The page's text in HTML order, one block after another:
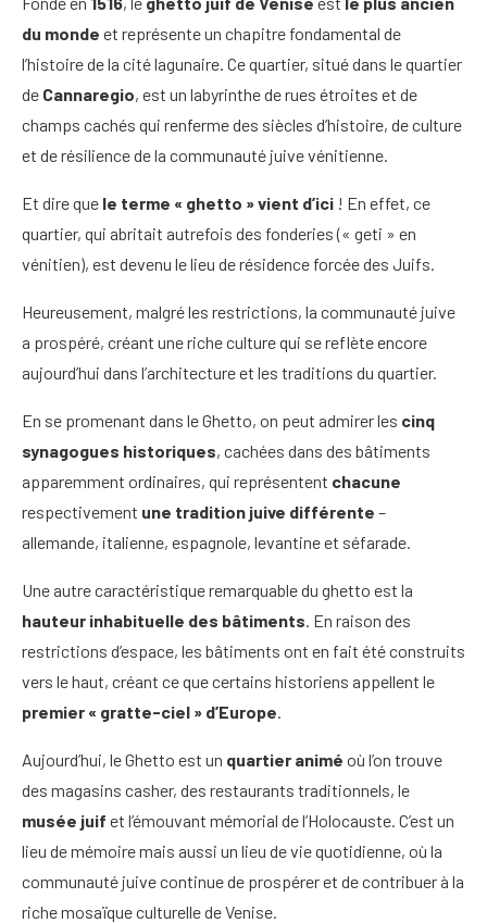
du monde et représente un chapitre fondamental de
l’histoire de la cité lagunaire. Ce quartier, situé dans le quartier
de Cannaregio, est un labyrinthe de rues étroites et de
champs cachés qui renferme des siècles d’histoire, de culture
et de résilience de la communauté juive vénitienne.
Et dire que le terme « ghetto » vient d’ici ! En effet, ce
quartier, qui abritait autrefois des fonderies (« geti » en
vénitien), est devenu le lieu de résidence forcée des Juifs.
Heureusement, malgré les restrictions, la communauté juive
a prospéré, créant une riche culture qui se reflète encore
aujourd’hui dans l’architecture et les traditions du quartier.
En se promenant dans le Ghetto, on peut admirer les cinq
synagogues historiques, cachées dans des bâtiments
apparemment ordinaires, qui représentent chacune
respectivement une tradition juive différente –
allemande, italienne, espagnole, levantine et séfarade.
Une autre caractéristique remarquable du ghetto est la
hauteur inhabituelle des bâtiments . En raison des
restrictions d’espace, les bâtiments ont en fait été construits
vers le haut, créant ce que certains historiens appellent le
premier « gratte-ciel » d’Europe
Aujourd’hui, le Ghetto est un quartier animé où l’on trouve
des magasins casher, des restaurants traditionnels, le
musée juif et l’émouvant mémorial de l’Holocauste. C’est un
lieu de mémoire mais aussi un lieu de vie quotidienne, où la
communauté juive continue de prospérer et de contribuer à la
riche mosaïque culturelle de Venise.